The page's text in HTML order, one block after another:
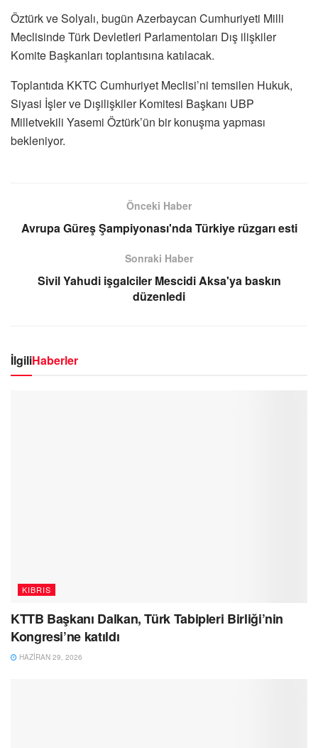
Öztürk ve Solyalı, bugün Azerbaycan Cumhuriyeti Milli
Meclisinde Türk Devletleri Parlamentoları Dış ilişkiler
Komite Başkanları toplantısına katılacak.
Toplantıda KKTC Cumhuriyet Meclisi’ni temsilen Hukuk,
Siyasi İşler ve Dışilişkiler Komitesi Başkanı UBP
Milletvekili Yasemi Öztürk’ün bir konuşma yapması
bekleniyor.
Önceki Haber
Avrupa Güreş Şampiyonası'nda Türkiye rüzgarı esti
Sonraki Haber
Sivil Yahudi işgalciler Mescidi Aksa'ya baskın
düzenledi
İlgiliHaberler
KIBRIS
KTTB Başkanı Dalkan, Türk Tabipleri Birliği’nin
Kongresi’ne katıldı
HAZIRAN 29, 2026